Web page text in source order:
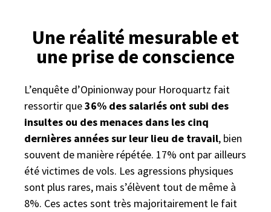
Une réalité mesurable et
une prise de conscience
L’enquête d’Opinionway pour Horoquartz fait
ressortir que36% des salariés ont subi des
insultes ou des menaces dans les cinq
dernières années sur leur lieu de travail, bien
souvent de manière répétée. 17% ont par ailleurs
été victimes de vols. Les agressions physiques
sont plus rares, mais s’élèvent tout de même à
8%. Ces actes sont très majoritairement le fait